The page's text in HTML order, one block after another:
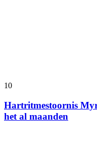
10
Hartritmestoornis
het al maanden